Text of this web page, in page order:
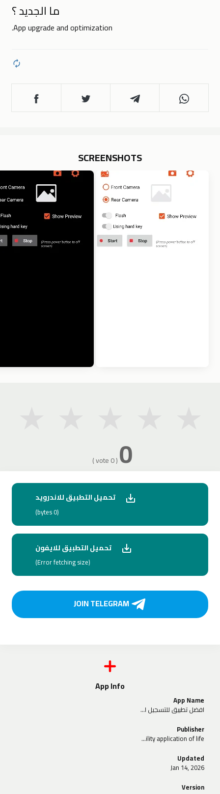
ما الجديد ؟
App upgrade and optimization.
0
( 0 vote )
SCREENSHOTS
تحميل التطبيق للاندرويد
(0 bytes)
تحميل التطبيق للايفون
(Error fetching size)
JOIN TELEGRAM
App Info
App Name
افضل تطبيق للتسجيل الخفي
Publisher
HayhaySoft - Utility application of life
Updated
Jan 14, 2026
Version